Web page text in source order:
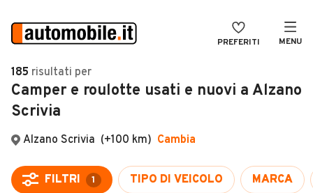
PREFERITI MENU
Auto
Auto usate
Auto Km 0
Auto Nuove
VENDI
MAGAZINE
ACCEDI
185 risultati per
Camper e roulotte usati e nuovi a Alzano
Scrivia